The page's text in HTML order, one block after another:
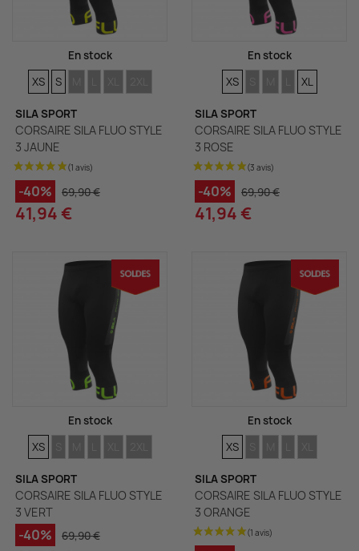
En stock
TAILLES
XS TAILLES
S TAILLES
TAILLES
TAILLES
TAILLES
SILA SPORT
CORSAIRE SILA FLUO STYLE
3 JAUNE
-40% 69,90 €
41,94 €
En stock
TAILLES
XS TAILLES
TAILLES
TAILLES
TAILLES
XL
SILA SPORT
CORSAIRE SILA FLUO STYLE
3 ROSE
-40% 69,90 €
41,94 €
En stock
TAILLES
XS TAILLES
TAILLES
TAILLES
TAILLES
TAILLES
SILA SPORT
CORSAIRE SILA FLUO STYLE
3 VERT
-40% 69,90 €
En stock
TAILLES
XS TAILLES
TAILLES
TAILLES
TAILLES
SILA SPORT
CORSAIRE SILA FLUO STYLE
3 ORANGE